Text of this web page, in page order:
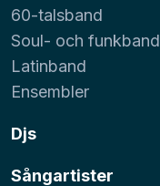
60-talsband
Soul- och funkband
Latinband
Ensembler
Djs
Sångartister